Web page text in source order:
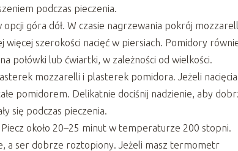
podczas pieczenia.
góra dół. W czasie nagrzewania pokrój
więcej szerokości nacięć w piersiach. Pomidory
połówki lub ćwiartki, w zależności od wielkości.
mozzarelli i plasterek pomidora. Jeżeli nacięcia
pomidorem. Delikatnie dociśnij nadzienie, aby
się podczas pieczenia.
około 20–25 minut w temperaturze 200 stopni.
a ser dobrze roztopiony. Jeżeli masz termometr